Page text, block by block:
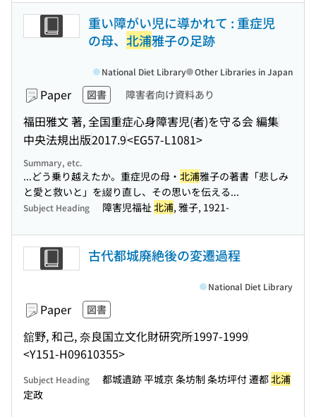
重い障がい児に導かれて : 重症児
の母、 北浦雅子の足跡
Paper 図書 障害者向け資料あり
福田雅文 著, 全国重症心身障害児(者)を守る会 編集
中央法規出版2017.9<EG57-L1081>
National Diet Library Other Libraries in Japan
Summary, etc.
...どう乗り越えたか。重症児の母・ 北浦雅子の著書「悲しみ
と愛と救いと」を綴り直し、その思いを伝える...
Subject Heading 障害児福祉 北浦, 雅子, 1921-
古代都城廃絶後の変遷過程
Paper 図書
舘野, 和己, 奈良国立文化財研究所1997-1999
<Y151-H09610355>
National Diet Library
Subject Heading 都城遺跡 平城京 条坊制 条坊坪付 遷都北浦
定政